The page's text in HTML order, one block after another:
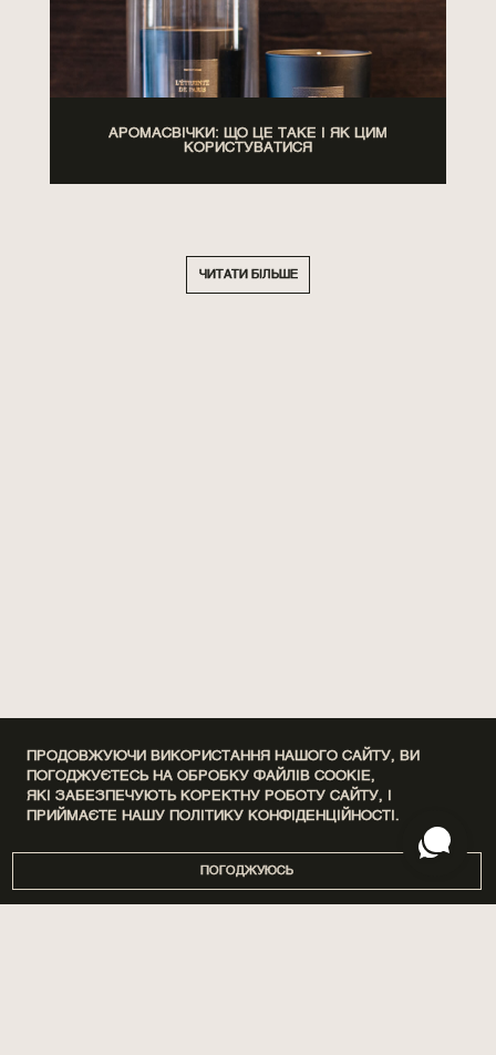
ПРОДОВЖУЮЧИ ВИКОРИСТАННЯ НАШОГО САЙТУ, ВИ
ПОГОДЖУЄТЕСЬ НА ОБРОБКУ ФАЙЛІВ COOKIE,
ЯКІ ЗАБЕЗПЕЧУЮТЬ КОРЕКТНУ РОБОТУ САЙТУ, І
ПРИЙМАЄТЕ НАШУ ПОЛІТИКУ КОНФІДЕНЦІЙНОСТІ.
ПОГОДЖУЮСЬ
АРОМАСВІЧКИ: ЩО ЦЕ ТАКЕ І ЯК ЦИМ
КОРИСТУВАТИСЯ
ЧИТАТИ БІЛЬШЕ